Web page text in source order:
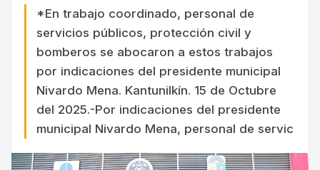
*En trabajo coordinado, personal de
servicios públicos, protección civil y
bomberos se abocaron a estos trabajos
por indicaciones del presidente municipal
Nivardo Mena. Kantunilkín. 15 de Octubre
del 2025.-Por indicaciones del presidente
municipal Nivardo Mena, personal de servic